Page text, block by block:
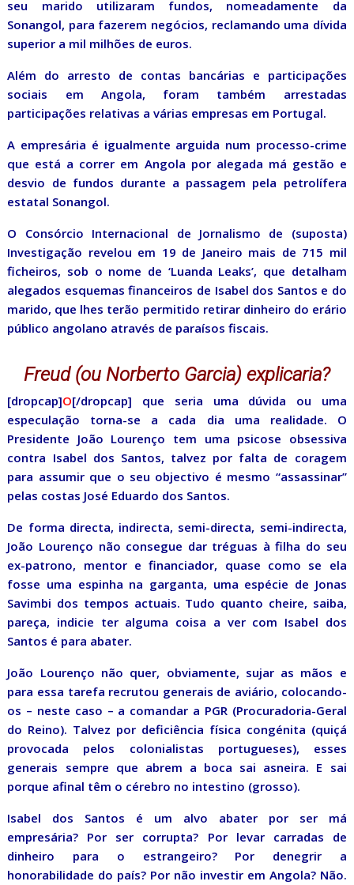
seu marido utilizaram fundos, nomeadamente da
Sonangol, para fazerem negócios, reclamando uma dívida
superior a mil milhões de euros.
Além do arresto de contas bancárias e participações
sociais em Angola, foram também arrestadas
participações relativas a várias empresas em Portugal.
A empresária é igualmente arguida num processo-crime
que está a correr em Angola por alegada má gestão e
desvio de fundos durante a passagem pela petrolífera
estatal Sonangol.
O Consórcio Internacional de Jornalismo de (suposta)
Investigação revelou em 19 de Janeiro mais de 715 mil
ficheiros, sob o nome de ‘Luanda Leaks’, que detalham
alegados esquemas financeiros de Isabel dos Santos e do
marido, que lhes terão permitido retirar dinheiro do erário
público angolano através de paraísos fiscais.
Freud (ou Norberto Garcia) explicaria?
[dropcap]O[/dropcap] que seria uma dúvida ou uma
especulação torna-se a cada dia uma realidade. O
Presidente João Lourenço tem uma psicose obsessiva
contra Isabel dos Santos, talvez por falta de coragem
para assumir que o seu objectivo é mesmo “assassinar”
pelas costas José Eduardo dos Santos.
De forma directa, indirecta, semi-directa, semi-indirecta,
João Lourenço não consegue dar tréguas à filha do seu
ex-patrono, mentor e financiador, quase como se ela
fosse uma espinha na garganta, uma espécie de Jonas
Savimbi dos tempos actuais. Tudo quanto cheire, saiba,
pareça, indicie ter alguma coisa a ver com Isabel dos
Santos é para abater.
João Lourenço não quer, obviamente, sujar as mãos e
para essa tarefa recrutou generais de aviário, colocando-
os – neste caso – a comandar a PGR (Procuradoria-Geral
do Reino). Talvez por deficiência física congénita (quiçá
provocada pelos colonialistas portugueses), esses
generais sempre que abrem a boca sai asneira. E sai
porque afinal têm o cérebro no intestino (grosso).
Isabel dos Santos é um alvo abater por ser má
empresária? Por ser corrupta? Por levar carradas de
dinheiro para o estrangeiro? Por denegrir a
honorabilidade do país? Por não investir em Angola? Não.